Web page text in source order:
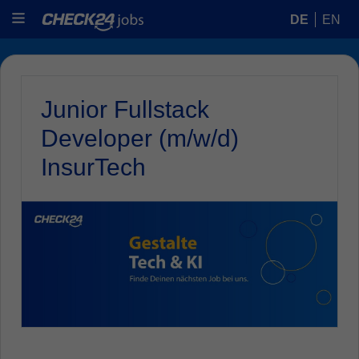
DE EN
Junior Fullstack
Developer (m/w/d)
InsurTech